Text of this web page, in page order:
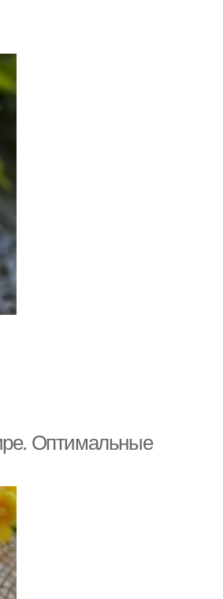
Оптимальные